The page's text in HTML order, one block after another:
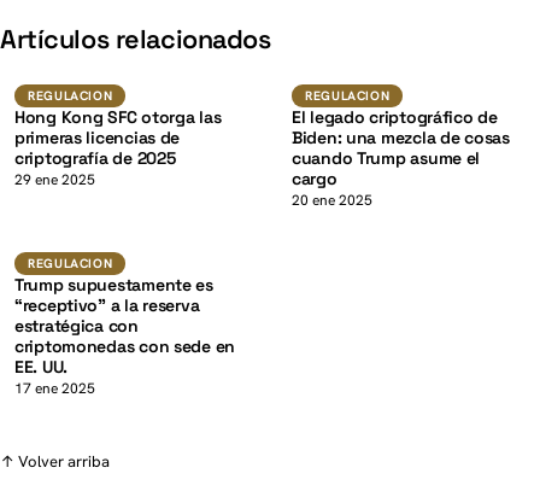
Artículos relacionados
Regulacion K
REGULACION
Hong Kong SFC otorga las
primeras licencias de
criptografía de 2025
29 ene 2025
Regulacion
REGULACION
El legado criptográfico de
Biden: una mezcla de cosas
cuando Trump asume el
cargo
20 ene 2025
Regulacion K
REGULACION
Trump supuestamente es
“receptivo” a la reserva
estratégica con
criptomonedas con sede en
EE. UU.
17 ene 2025
↑ Volver arriba